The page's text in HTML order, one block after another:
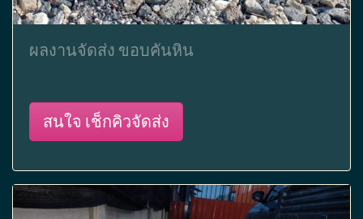
ผลงานจัดส่ง ขอบคันหิน
สนใจ เช็กคิวจัดส่ง